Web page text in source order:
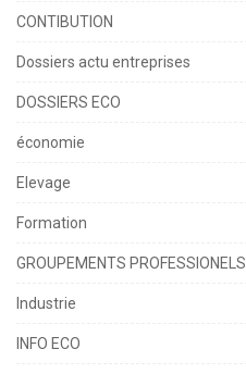
CONTIBUTION
Dossiers actu entreprises
DOSSIERS ECO
économie
Elevage
Formation
GROUPEMENTS PROFESSIONELS
Industrie
INFO ECO